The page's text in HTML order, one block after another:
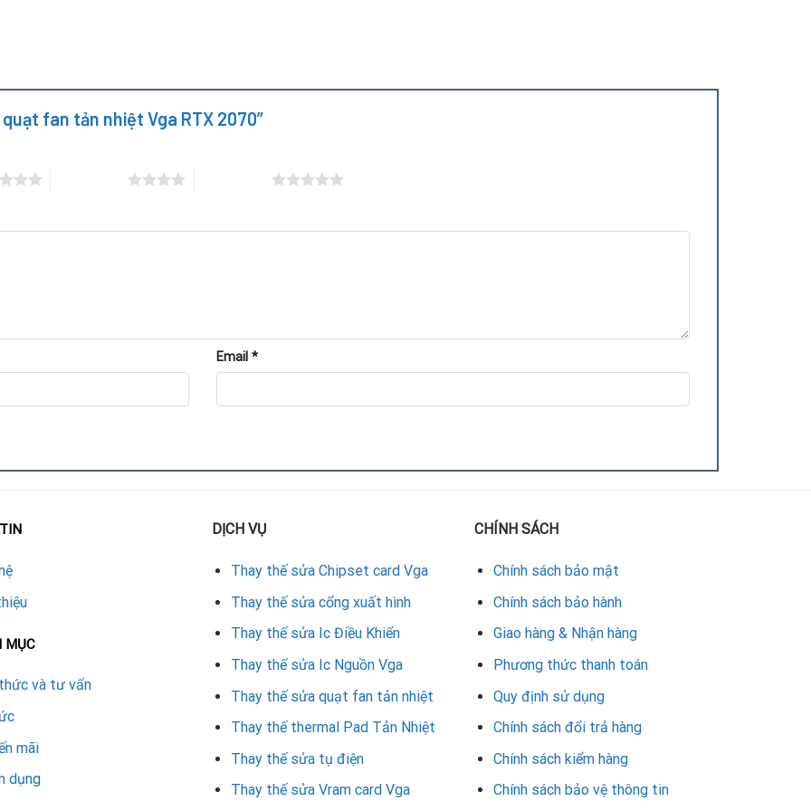
GPU, kiểm tra quạt cũ để xác định nguyên nhân hỏng.
mới để tối ưu khả năng làm mát.
với RTX 2070 về kích thước và điện áp (thường 12V).
đảm bảo nhiệt độ dưới 65°C khi tải nặng.
hoàn tất trong 40-60 phút với linh kiện chính hãng, bảo hành 1-3 tháng.
nhiệt
phụ thuộc vào loại quạt và dịch vụ:
fan tản nhiệt Vga RTX 2070”
Email *
MỤC
và tư vấn
mãi
dụng
DỊCH VỤ
Thay thế sửa Chipset card Vga
Thay thế sửa cổng xuất hình
Thay thế sửa Ic Điều Khiển
Thay thế sửa Ic Nguồn Vga
Thay thế sửa quạt fan tản nhiệt
Thay thế thermal Pad Tản Nhiệt
Thay thế sửa tụ điện
Thay thế sửa Vram card Vga
CHÍNH SÁCH
Chính sách bảo mật
Chính sách bảo hành
Giao hàng & Nhận hàng
Phương thức thanh toán
Quy định sử dụng
Chính sách đổi trả hàng
Chính sách kiểm hàng
Chính sách bảo vệ thông tin